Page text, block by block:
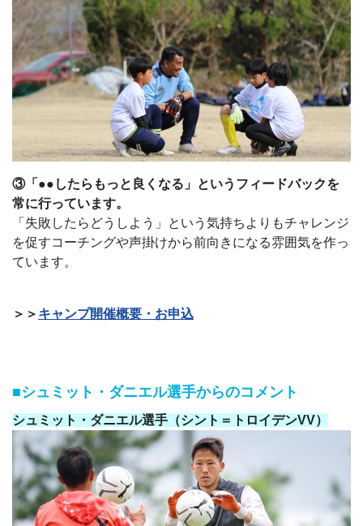
③「●●したらもっと良くなる」というフィードバックを
常に行っています。
「失敗したらどうしよう」という気持ちよりもチャレンジ
を促すコーチングや声掛けから前向きになる雰囲気を作っ
ています。
＞＞ キャンプ開催概要・お申込
■シュミット・ダニエル選手からのコメント
シュミット・ダニエル選手（シント＝トロイデンVV）